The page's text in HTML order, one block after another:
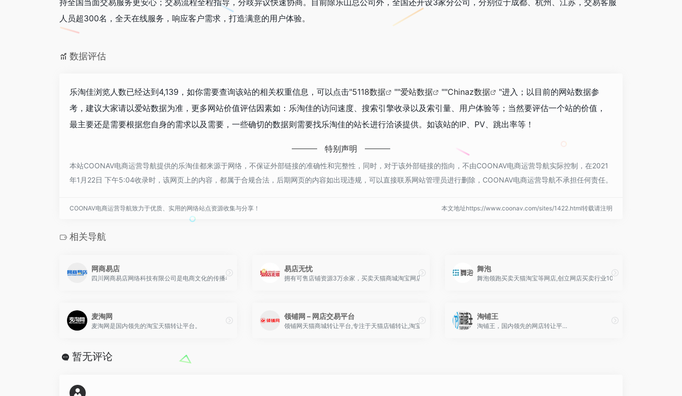
持全国当面交易服务更安心；交易流程全程指导，分歧异议快速协商。目前除乐山总公司外，全国还开设3家分公司，分别位于成都、杭州、江苏，交易客服
人员超300名，全天在线服务，响应客户需求，打造满意的用户体验。
数据评估
乐淘佳浏览人数已经达到4,139，如你需要查询该站的相关权重信息，可以点击"5118数据 ""爱站数据 ""Chinaz数据
"进入；以目前的网站数据参
考，建议大家请以爱站数据为准，更多网站价值评估因素如：乐淘佳的访问速度、搜索引擎收录以及索引量、用户体验等；当然要评估一个站的价值，
最主要还是需要根据您自身的需求以及需要，一些确切的数据则需要找乐淘佳的站长进行洽谈提供。如该站的IP、PV、跳出率等！
特别声明
本站COONAV电商运营导航提供的乐淘佳都来源于网络，不保证外部链接的准确性和完整性，同时，对于该外部链接的指向，不由COONAV电商运营导航实际控制，在2021
年1月22日 下午5:04收录时，该网页上的内容，都属于合规合法，后期网页的内容如出现违规，可以直接联系网站管理员进行删除，COONAV电商运营导航不承担任何责任。
COONAV电商运营导航致力于优质、实用的网络站点资源收集与分享！ 本文地址https://www.coonav.com/sites/1422.html转载请注明
相关导航
网商易店
四川网商易店网络科技有限公司是电商文化的传播者，是时代经济的弄潮儿，我们做的不仅仅是网络营销，更是在经营自己的理念与思想。
易店无忧
拥有可售店铺资源3万余家，买卖天猫商城淘宝网店就上易店无忧。
舞泡
舞泡领跑买卖天猫淘宝等网店,创立网店买卖行业10年的大平台。
麦淘网
麦淘网是国内领先的淘宝天猫转让平台。
领铺网 – 网店交易平台
领铺网天猫商城转让平台,专注于天猫店铺转让,淘宝店铺转让,淘宝网店转让,海量一手网店出售,了解最新天猫转让价格,提供天猫代入驻开店服务,买卖
淘铺王
淘铺王，国内领先的网店转让平…
暂无评论